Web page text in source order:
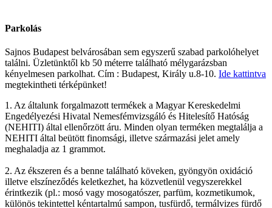
Parkolás
Sajnos Budapest belvárosában sem egyszerű szabad parkolóhelyet
találni. Üzletünktől kb 50 méterre található mélygarázsban
kényelmesen parkolhat. Cím : Budapest, Király u.8-10. Ide kattintva
megtekintheti térképünket!
1. Az általunk forgalmazott termékek a Magyar Kereskedelmi
Engedélyezési Hivatal Nemesfémvizsgáló és Hitelesítő Hatóság
(NEHITI) által ellenőrzött áru. Minden olyan terméken megtalálja a
NEHITI által beütött finomsági, illetve származási jelet amely
meghaladja az 1 grammot.
2. Az ékszeren és a benne található köveken, gyöngyön oxidáció
illetve elszíneződés keletkezhet, ha közvetlenül vegyszerekkel
érintkezik (pl.: mosó vagy mosogatószer, parfüm, kozmetikumok,
különös tekintettel kéntartalmú sampon, tusfürdő, termálvizes fürdő